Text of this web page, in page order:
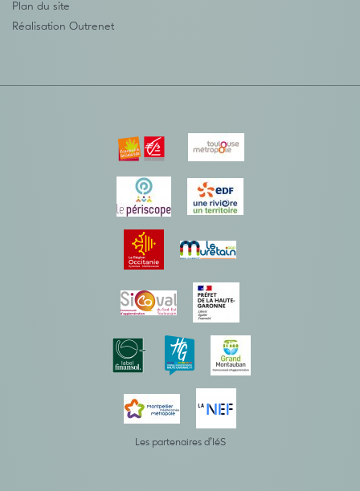
Plan du site
Réalisation Outrenet
Les partenaires d’IéS